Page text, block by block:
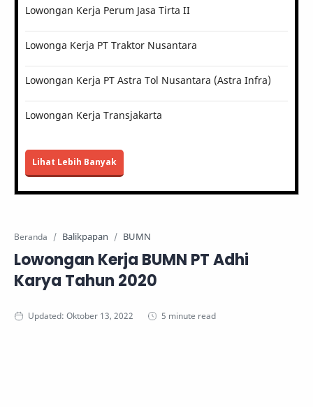
Lowongan Kerja Perum Jasa Tirta II
Lowonga Kerja PT Traktor Nusantara
Lowongan Kerja PT Astra Tol Nusantara (Astra Infra)
Lowongan Kerja Transjakarta
Lihat Lebih Banyak
Beranda Balikpapan BUMN
Lowongan Kerja BUMN PT Adhi
Karya Tahun 2020
5 minute read